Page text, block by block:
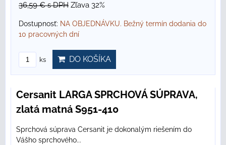
36,59 €s DPH Zľava 32%
Dostupnosť: NA OBJEDNÁVKU. Bežný termín dodania do
10 pracovných dní
ks DO KOŠÍKA
Cersanit LARGA SPRCHOVÁ SÚPRAVA,
zlatá matná S951-410
Sprchová súprava Cersanit je dokonalým riešením do
Vášho sprchového...